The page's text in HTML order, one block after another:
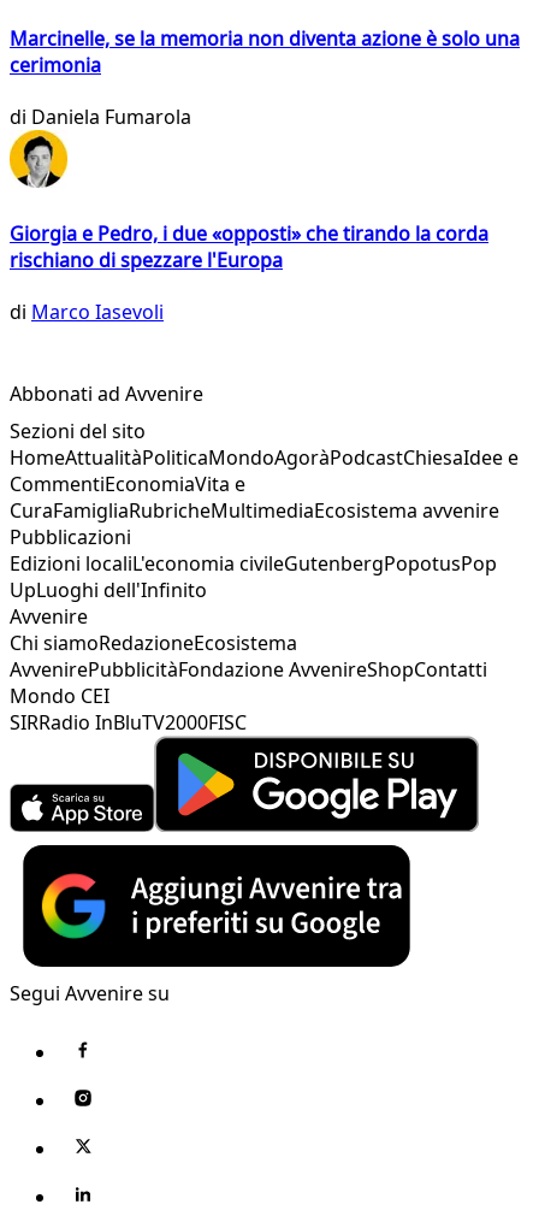
Marcinelle, se la memoria non diventa azione è solo una
cerimonia
di Daniela Fumarola
Giorgia e Pedro, i due «opposti» che tirando la corda
rischiano di spezzare l'Europa
di Marco Iasevoli
Abbonati ad Avvenire
Sezioni del sito
HomeAttualitàPoliticaMondoAgoràPodcastChiesaIdee e
CommentiEconomiaVita e
CuraFamigliaRubricheMultimediaEcosistema avvenire
Pubblicazioni
Edizioni localiL'economia civileGutenbergPopotusPop
UpLuoghi dell'Infinito
Avvenire
Chi siamoRedazioneEcosistema
AvvenirePubblicitàFondazione AvvenireShopContatti
Mondo CEI
SIRRadio InBluTV2000FISC
Segui Avvenire su